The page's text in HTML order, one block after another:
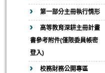
第一部分主冊執行情形
高等教育深耕主冊計畫
書參考附件(僅限委員帳密
登入)
校務財務公開專區